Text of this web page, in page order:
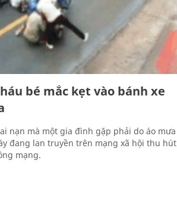
bé mắc kẹt vào bánh xe
nạn mà một gia đình gặp phải do áo mưa
đang lan truyền trên mạng xã hội thu hút
mạng.